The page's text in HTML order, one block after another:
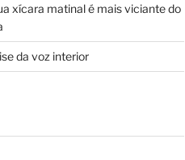
xícara matinal é mais viciante do
da voz interior